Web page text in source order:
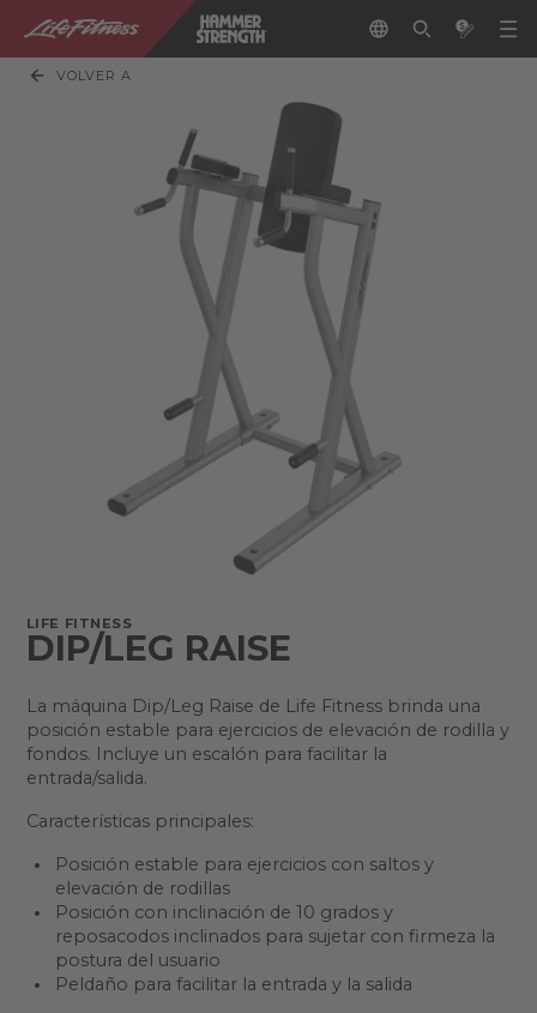
VOLVER A
LIFE FITNESS
DIP/LEG RAISE
La máquina Dip/Leg Raise de Life Fitness brinda una
posición estable para ejercicios de elevación de rodilla y
fondos. Incluye un escalón para facilitar la
entrada/salida.
Características principales:
Posición estable para ejercicios con saltos y
elevación de rodillas
Posición con inclinación de 10 grados y
reposacodos inclinados para sujetar con firmeza la
postura del usuario
Peldaño para facilitar la entrada y la salida